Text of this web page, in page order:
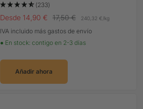
(233)
Precio Oferta
Desde 14,90 € Precio normal
17,50 € 240,32 €/kg
IVA incluido más gastos de envío
● En stock: contigo en 2-3 días
Añadir ahora